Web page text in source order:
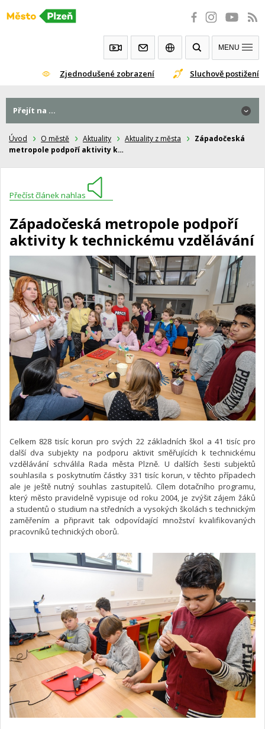
Přeskočit
Zjednodušené zobrazení Sluchově postižení
MENU
Úvod O městě Aktuality Aktuality z města
Západočeská
metropole podpoří aktivity k…
Přečíst článek nahlas
Západočeská metropole podpoří
aktivity k technickému vzdělávání
Celkem 828 tisíc korun pro svých 22 základních škol a 41 tisíc pro
další dva subjekty na podporu aktivit směřujících k technickému
vzdělávání schválila Rada města Plzně. U dalších šesti subjektů
souhlasila s poskytnutím částky 331 tisíc korun, v těchto případech
ale je ještě nutný souhlas zastupitelů. Cílem dotačního programu,
který město pravidelně vypisuje od roku 2004, je zvýšit zájem žáků
a studentů o studium na středních a vysokých školách s technickým
zaměřením a připravit tak odpovídající množství kvalifikovaných
pracovníků technických oborů.
Přejít na ...